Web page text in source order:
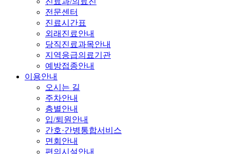
전문센터
진료시간표
외래진료안내
당직진료과목안내
지역응급의료기관
예방접종안내
이용안내
오시는 길
주차안내
층별안내
입/퇴원안내
간호·간병통합서비스
면회안내
편의시설안내